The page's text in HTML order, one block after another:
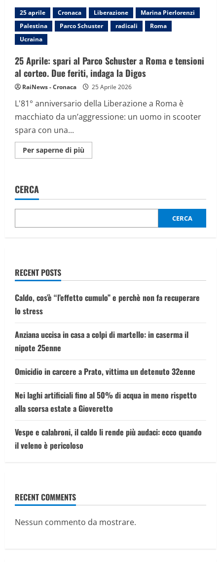
aprile,
cerca
l’uomo
sull’ANPI
a
Roma
25 aprile Cronaca Liberazione
Marina Pierlorenzi
Palestina
Parco Schuster radicali
Roma
Ucraina
25 Aprile: spari al Parco Schuster a Roma e tensioni
al corteo. Due feriti, indaga la Digos
RaiNews - Cronaca 25 Aprile 2026
L'81° anniversario della Liberazione a Roma è
macchiato da un’aggressione: un uomo in scooter
spara con una...
Per saperne di più
informazioni
Parco
a
e
Digos
CERCA
CERCA
RECENT POSTS
Caldo, cos’è “l’effetto cumulo” e perchè non fa recuperare
lo stress
Anziana uccisa in casa a colpi di martello: in caserma il
nipote 25enne
Omicidio in carcere a Prato, vittima un detenuto 32enne
Nei laghi artificiali fino al 50% di acqua in meno rispetto
alla scorsa estate a Gioveretto
Vespe e calabroni, il caldo li rende più audaci: ecco quando
il veleno è pericoloso
RECENT COMMENTS
Nessun commento da mostrare.